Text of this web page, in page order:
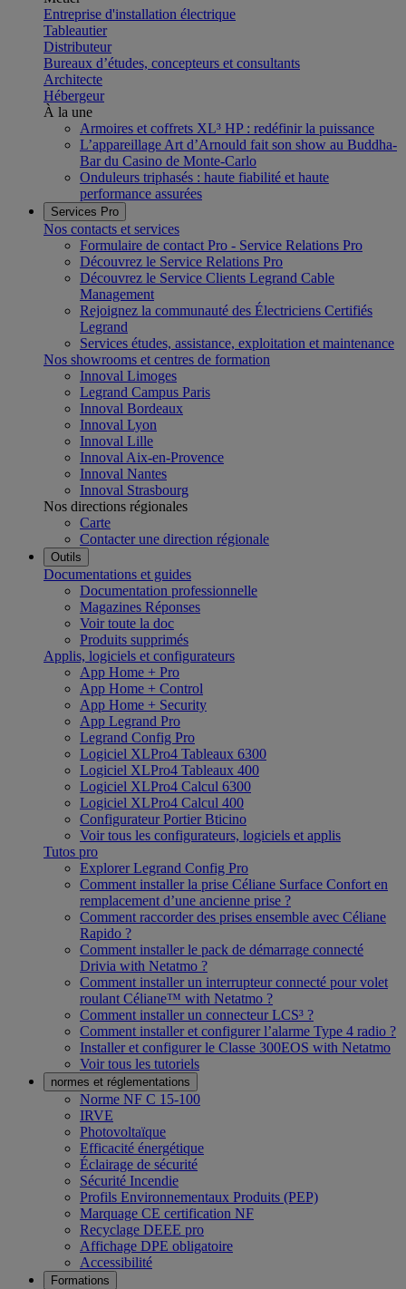
Entreprise d'installation électrique
Tableautier
Distributeur
Bureaux d’études, concepteurs et consultants
Architecte
Hébergeur
À la une
Armoires et coffrets XL³ HP : redéfinir la puissance
L’appareillage Art d’Arnould fait son show au Buddha-
Bar du Casino de Monte-Carlo
Onduleurs triphasés : haute fiabilité et haute
performance assurées
Services Pro
Nos contacts et services
Formulaire de contact Pro - Service Relations Pro
Découvrez le Service Relations Pro
Découvrez le Service Clients Legrand Cable
Management
Rejoignez la communauté des Électriciens Certifiés
Legrand
Services études, assistance, exploitation et maintenance
Nos showrooms et centres de formation
Innoval Limoges
Legrand Campus Paris
Innoval Bordeaux
Innoval Lyon
Innoval Lille
Innoval Aix-en-Provence
Innoval Nantes
Innoval Strasbourg
Nos directions régionales
Carte
Contacter une direction régionale
Outils
Documentations et guides
Documentation professionnelle
Magazines Réponses
Voir toute la doc
Produits supprimés
Applis, logiciels et configurateurs
App Home + Pro
App Home + Control
App Home + Security
App Legrand Pro
Legrand Config Pro
Logiciel XLPro4 Tableaux 6300
Logiciel XLPro4 Tableaux 400
Logiciel XLPro4 Calcul 6300
Logiciel XLPro4 Calcul 400
Configurateur Portier Bticino
Voir tous les configurateurs, logiciels et applis
Tutos pro
Explorer Legrand Config Pro
Comment installer la prise Céliane Surface Confort en
remplacement d’une ancienne prise ?
Comment raccorder des prises ensemble avec Céliane
Rapido ?
Comment installer le pack de démarrage connecté
Drivia with Netatmo ?
Comment installer un interrupteur connecté pour volet
roulant Céliane™ with Netatmo ?
Comment installer un connecteur LCS³ ?
Comment installer et configurer l’alarme Type 4 radio ?
Installer et configurer le Classe 300EOS with Netatmo
Voir tous les tutoriels
normes et réglementations
Norme NF C 15-100
IRVE
Photovoltaïque
Efficacité énergétique
Éclairage de sécurité
Sécurité Incendie
Profils Environnementaux Produits (PEP)
Marquage CE certification NF
Recyclage DEEE pro
Affichage DPE obligatoire
Accessibilité
Formations